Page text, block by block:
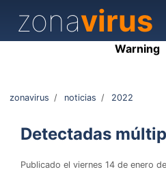
Warning
zonavirus
zonavirus / noticias / 2022
Detectadas
Publicado el viernes 14 de enero